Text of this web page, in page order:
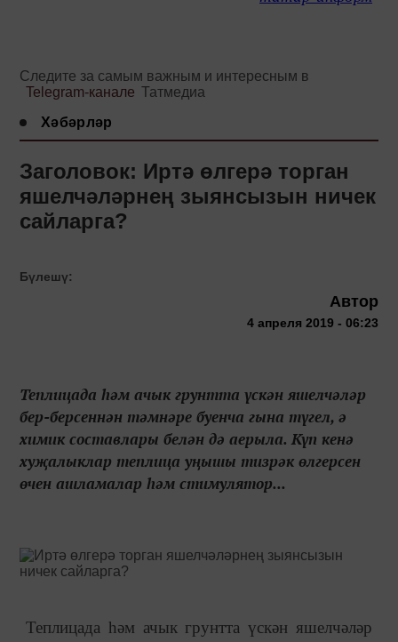
Следите за самым важным и интересным в
Telegram-канале Татмедиа
Хәбәрләр
Заголовок: Иртә өлгерә торган
яшелчәләрнең зыянсызын ничек
сайларга?
Бүлешү:
Автор
4 апреля 2019 - 06:23
Теплицада һәм ачык грунтта үскән яшелчәләр
бер-берсеннән тәмнәре буенча гына түгел, ә
химик составлары белән дә аерыла. Күп кенә
хуҗалыклар теплица уңышы тизрәк өлгерсен
өчен ашламалар һәм стимулятор...
Теплицада һәм ачык грунтта үскән яшелчәләр